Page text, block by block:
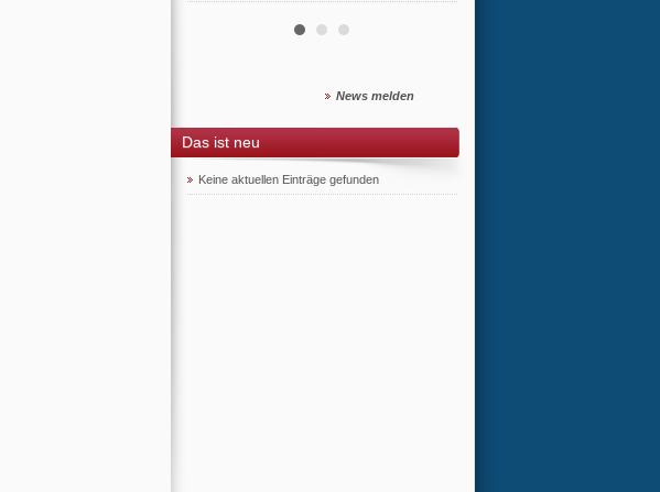
News melden
Das ist neu
Keine aktuellen Einträge gefunden